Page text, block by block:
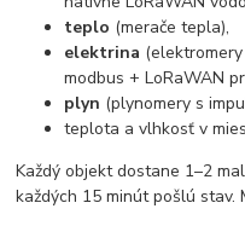
teplo (merače tepla),
elektrina
modbus + LoRaWAN
plyn (plynomery s
teplota a vlhkosť v
Každý objekt dostane 1–2
každých 15 minút pošlú stav.